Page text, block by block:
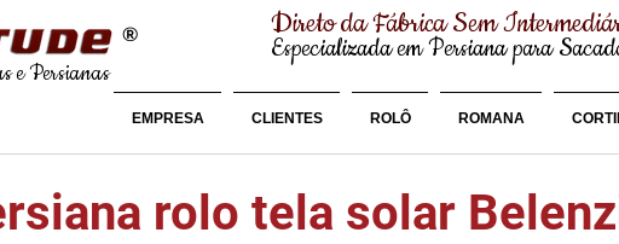
e Persianas
® Direto da Fábrica Sem
Especializada em Persiana para
EMPRESA CLIENTES ROLÔ ROMANA
rolo tela solar